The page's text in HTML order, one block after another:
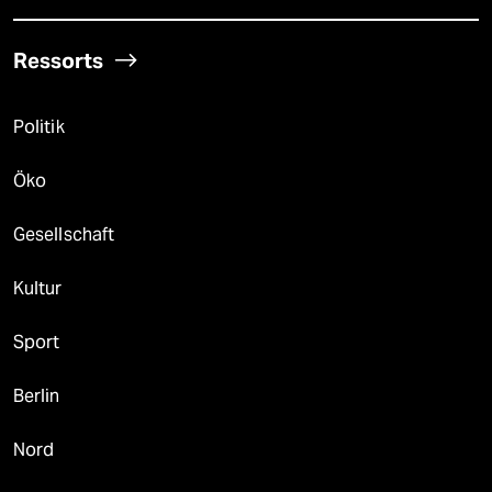
Ressorts
Politik
Öko
Gesellschaft
Kultur
Sport
Berlin
Nord